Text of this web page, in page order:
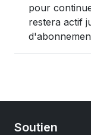
pour
restera actif
Soutien